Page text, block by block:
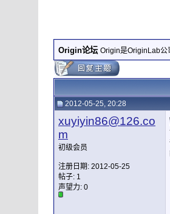
Origin论坛 Origin是OriginLab公
2012-05-25, 20:28
xuyiyin86@126.co
m
初级会员
注册日期: 2012-05-25
帖子: 1
声望力: 0